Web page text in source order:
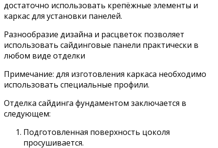
достаточно использовать крепёжные элементы и
каркас для установки панелей.
Разнообразие дизайна и расцветок позволяет
использовать сайдинговые панели практически в
любом виде отделки
Примечание: для изготовления каркаса необходимо
использовать специальные профили.
Отделка сайдинга фундаментом заключается в
следующем:
Подготовленная поверхность цоколя
просушивается.